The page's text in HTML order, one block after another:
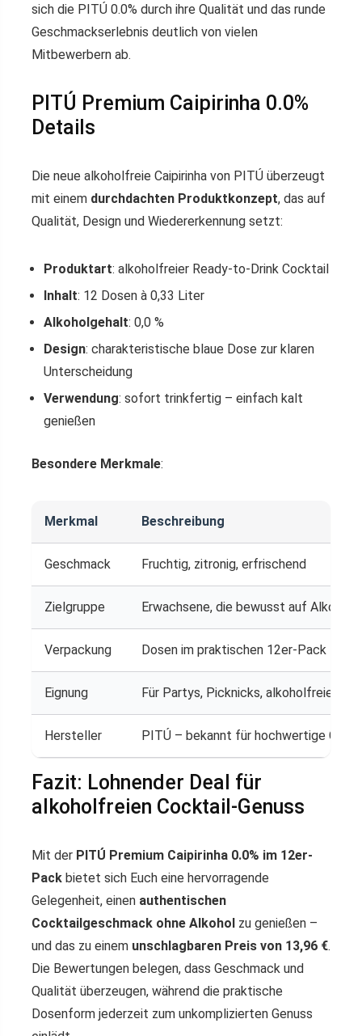
sich die PITÚ 0.0% durch ihre Qualität und das runde
Geschmackserlebnis deutlich von vielen
Mitbewerbern ab.
PITÚ Premium Caipirinha 0.0%
Details
Die neue alkoholfreie Caipirinha von PITÚ überzeugt
mit einem durchdachten Produktkonzept, das auf
Qualität, Design und Wiedererkennung setzt:
Produktart: alkoholfreier Ready-to-Drink Cocktail
Inhalt: 12 Dosen à 0,33 Liter
Alkoholgehalt: 0,0 %
Design: charakteristische blaue Dose zur klaren
Unterscheidung
Verwendung: sofort trinkfertig – einfach kalt
genießen
Besondere Merkmale:
Merkmal Beschreibung
Geschmack Fruchtig, zitronig, erfrischend
Zielgruppe Erwachsene, die bewusst auf Alkohol
Verpackung Dosen im praktischen 12er-Pack
Eignung Für Partys, Picknicks, alkoholfreie
Hersteller PITÚ – bekannt für hochwertige
Fazit: Lohnender Deal für
alkoholfreien Cocktail-Genuss
Mit der PITÚ Premium Caipirinha 0.0% im 12er-
Pack bietet sich Euch eine hervorragende
Gelegenheit, einen authentischen
Cocktailgeschmack ohne Alkohol zu genießen –
und das zu einem unschlagbaren Preis von 13,96 €.
Die Bewertungen belegen, dass Geschmack und
Qualität überzeugen, während die praktische
Dosenform jederzeit zum unkomplizierten Genuss